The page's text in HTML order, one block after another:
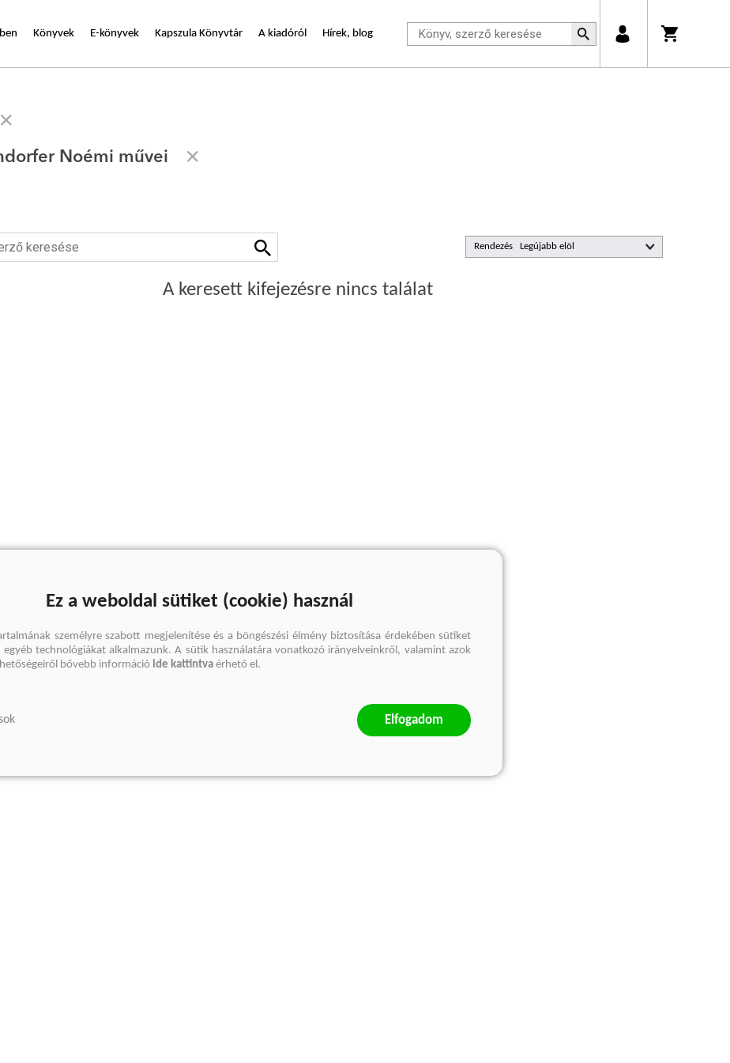
Könyvek E-könyvek Kapszula Könyvtár A kiadóról Hírek, blog
Noémi művei
Rendezés
A keresett kifejezésre nincs találat
Ez a weboldal sütiket (cookie) használ
személyre szabott megjelenítése és a böngészési élmény biztosítása érdekében sütiket
egyéb technológiákat alkalmazunk. A sütik használatára vonatkozó irányelveinkről, valamint azok
bővebb információide kattintva érhető el.
Elfogadom